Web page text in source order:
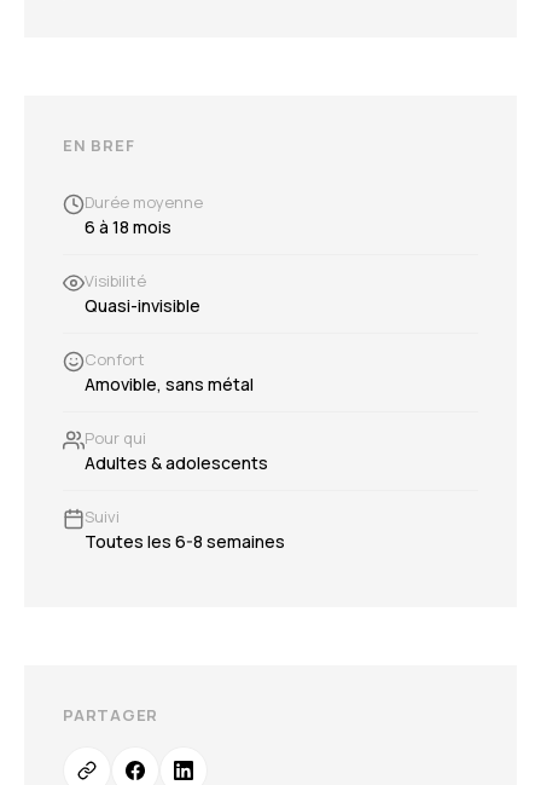
EN BREF
Durée moyenne
6 à 18 mois
Visibilité
Quasi-invisible
Confort
Amovible, sans métal
Pour qui
Adultes & adolescents
Suivi
Toutes les 6-8 semaines
PARTAGER